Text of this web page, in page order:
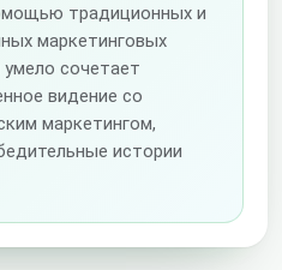
традиционных и
маркетинговых
сочетает
видение со
маркетингом,
истории